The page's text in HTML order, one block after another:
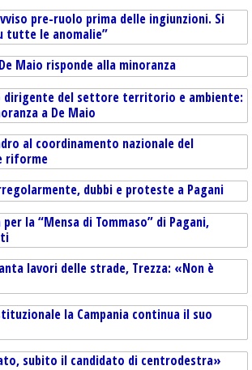
pre-ruolo prima delle ingiunzioni. Si
tutte le anomalie”
Maio risponde alla minoranza
dirigente del settore territorio e ambiente:
a De Maio
al coordinamento nazionale del
riforme
dubbi e proteste a Pagani
la “Mensa di Tommaso” di Pagani,
lavori delle strade, Trezza: «Non è
la Campania continua il suo
subito il candidato di centrodestra»